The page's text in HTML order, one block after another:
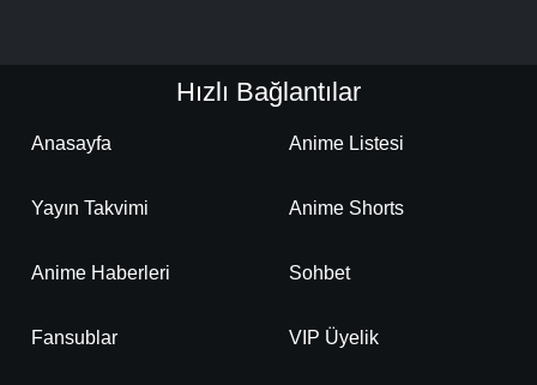
Hızlı Bağlantılar
Anasayfa Anime Listesi
Yayın Takvimi Anime Shorts
Anime Haberleri Sohbet
Fansublar VIP Üyelik